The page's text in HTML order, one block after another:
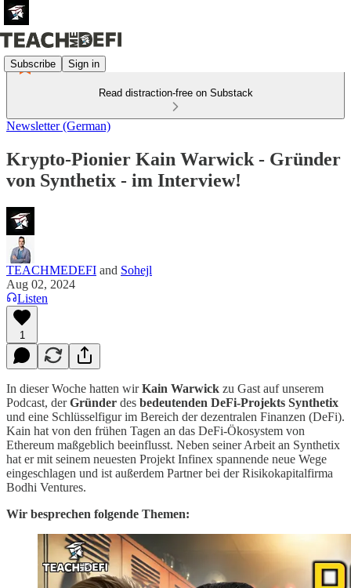
Subscribe Sign in
Read distraction-free on Substack
Newsletter (German)
Krypto-Pionier Kain Warwick - Gründer
von Synthetix - im Interview!
TEACHMEDEFI and Sohejl
Aug 02, 2024
Listen
1
In dieser Woche hatten wirKain Warwick zu Gast auf unserem
Podcast, derGründer des bedeutenden DeFi-Projekts Synthetix
und eine Schlüsselfigur im Bereich der dezentralen Finanzen (DeFi).
Kain hat von den frühen Tagen an das DeFi-Ökosystem von
Ethereum maßgeblich beeinflusst. Neben seiner Arbeit an Synthetix
hat er mit seinem neuesten Projekt Infinex spannende neue Wege
eingeschlagen und ist außerdem Partner bei der Risikokapitalfirma
Bodhi Ventures.
Wir besprechen folgende Themen: